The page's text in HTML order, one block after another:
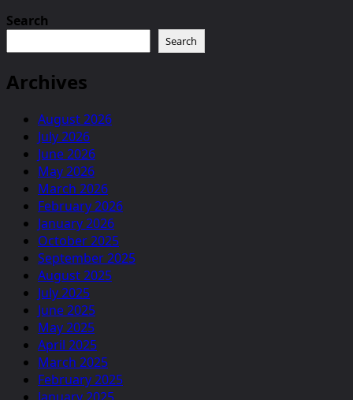
Search
Search
Archives
August 2026
July 2026
June 2026
May 2026
March 2026
February 2026
January 2026
October 2025
September 2025
August 2025
July 2025
June 2025
May 2025
April 2025
March 2025
February 2025